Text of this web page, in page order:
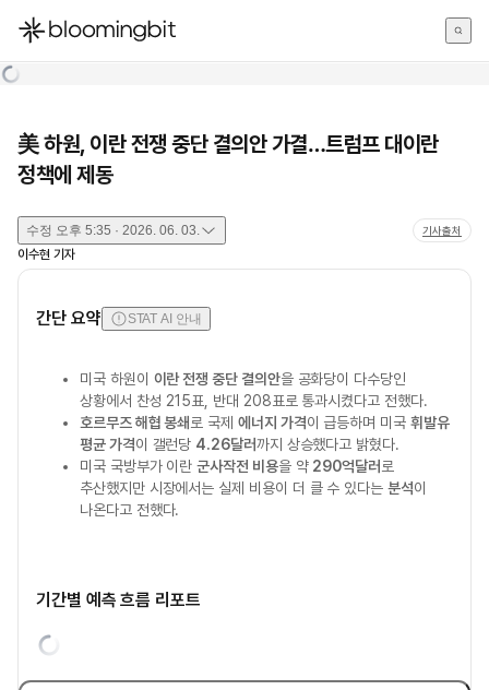
한국어
美 하원, 이란 전쟁 중단 결의안 가결…트럼프 대이란
정책에 제동
수정 오후 5:35 · 2026. 06. 03. 기사출처
이수현 기자
간단 요약 STAT AI 안내
미국 하원이 이란 전쟁 중단 결의안을 공화당이 다수당인
상황에서 찬성 215표, 반대 208표로 통과시켰다고 전했다.
호르무즈 해협 봉쇄 로 국제 에너지 가격이 급등하며 미국 휘발유
평균 가격이 갤런당 4.26달러까지 상승했다고 밝혔다.
미국 국방부가 이란군사작전 비용을 약 290억달러 로
추산했지만 시장에서는 실제 비용이 더 클 수 있다는 분석이
나온다고 전했다.
기간별 예측 흐름 리포트